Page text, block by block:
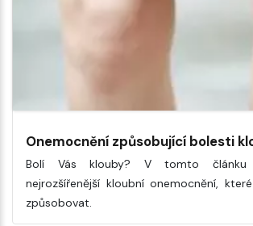
Onemocnění způsobující bolesti
Bolí Vás klouby? V tomto článku
nejrozšířenější kloubní onemocnění,
způsobovat.